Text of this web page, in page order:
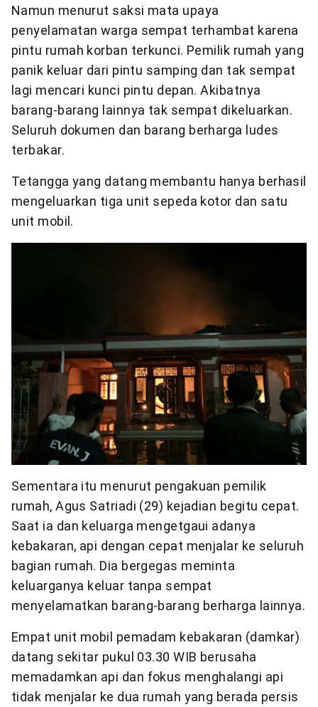
Namun menurut saksi mata upaya
penyelamatan warga sempat terhambat karena
pintu rumah korban terkunci. Pemilik rumah yang
panik keluar dari pintu samping dan tak sempat
lagi mencari kunci pintu depan. Akibatnya
barang-barang lainnya tak sempat dikeluarkan.
Seluruh dokumen dan barang berharga ludes
terbakar.
Tetangga yang datang membantu hanya berhasil
mengeluarkan tiga unit sepeda kotor dan satu
unit mobil.
Sementara itu menurut pengakuan pemilik
rumah, Agus Satriadi (29) kejadian begitu cepat.
Saat ia dan keluarga mengetgaui adanya
kebakaran, api dengan cepat menjalar ke seluruh
bagian rumah. Dia bergegas meminta
keluarganya keluar tanpa sempat
menyelamatkan barang-barang berharga lainnya.
Empat unit mobil pemadam kebakaran (damkar)
datang sekitar pukul 03.30 WIB berusaha
memadamkan api dan fokus menghalangi api
tidak menjalar ke dua rumah yang berada persis